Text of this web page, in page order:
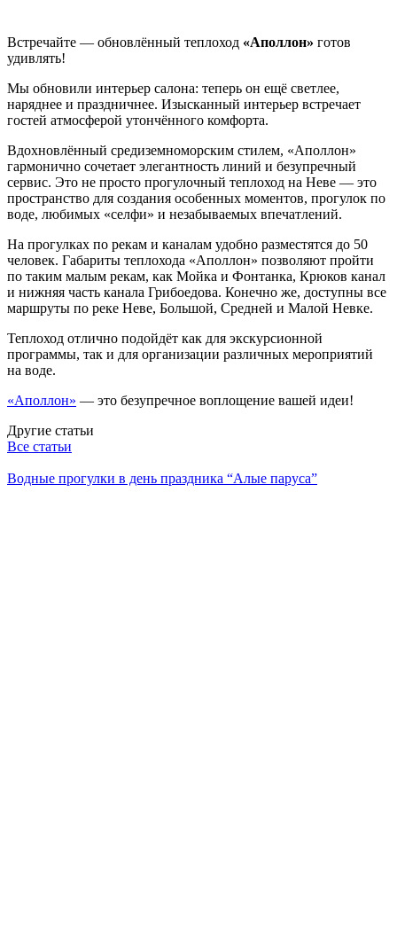
Встречайте — обновлённый теплоход «Аполлон» готов
удивлять!
Мы обновили интерьер салона: теперь он ещё светлее,
наряднее и праздничнее. Изысканный интерьер встречает
гостей атмосферой утончённого комфорта.
Вдохновлённый средиземноморским стилем, «Аполлон»
гармонично сочетает элегантность линий и безупречный
сервис. Это не просто прогулочный теплоход на Неве — это
пространство для создания особенных моментов, прогулок по
воде, любимых «селфи» и незабываемых впечатлений.
На прогулках по рекам и каналам удобно разместятся до 50
человек. Габариты теплохода «Аполлон» позволяют пройти
по таким малым рекам, как Мойка и Фонтанка, Крюков канал
и нижняя часть канала Грибоедова. Конечно же, доступны все
маршруты по реке Неве, Большой, Средней и Малой Невке.
Теплоход отлично подойдёт как для экскурсионной
программы, так и для организации различных мероприятий
на воде.
«Аполлон» — это безупречное воплощение вашей идеи!
Другие статьи
Все статьи
Водные прогулки в день праздника “Алые паруса”